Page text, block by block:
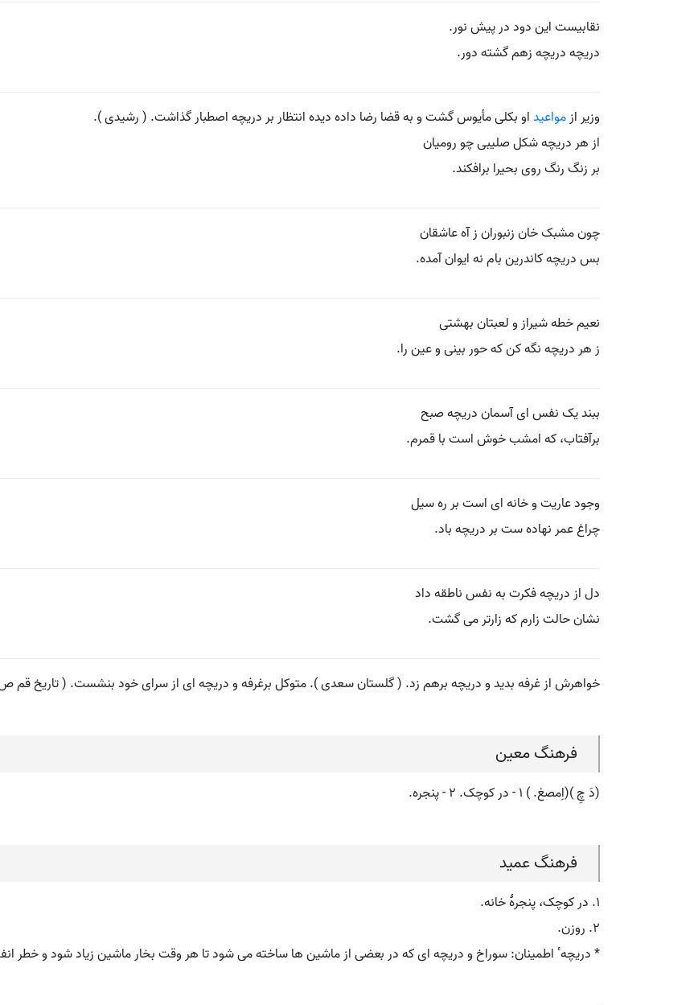
نقابیست این دود در پیش نور.
دریچه دریچه زهم گشته دور.
وزیر ازمواعیداو بکلی مأیوس گشت و به قضا رضا داده دیده انتظار بر دریچه اصطبار گذاشت. ( رشیدی ).
از هر دریچه شکل صلیبی چو رومیان
بر زنگ رنگ روی بحیرا برافکند.
چون مشبک خان زنبوران ز آه عاشقان
بس دریچه کاندرین بام نه ایوان آمده.
نعیم خطه شیراز و لعبتان بهشتی
ز هر دریچه نگه کن که حور بینی و عین را.
ببند یک نفس ای آسمان دریچه صبح
برآفتاب، که امشب خوش است با قمرم.
وجود عاریت و خانه ای است بر ره سیل
چراغ عمر نهاده ست بر دریچه باد.
دل از دریچه فکرت به نفس ناطقه داد
نشان حالت زارم که زارتر می گشت.
خواهرش از غرفه بدید و دریچه برهم زد. ( گلستان سعدی ). متوکل برغرفه و دریچه ای از سرای خود بنشست. ( تاریخ قم ص 202
فرهنگ معین
(دَ چِ )(اِمصغ. ) ۱ - در کوچک. ۲ - پنجره.
فرهنگ عمید
۱. در کوچک، پنجرۀ خانه.
۲. روزن.
* دریچهٴ اطمینان: سوراخ و دریچه ای که در بعضی از ماشین ها ساخته می شود تا هر وقت بخار ماشین زیاد شود و خطر